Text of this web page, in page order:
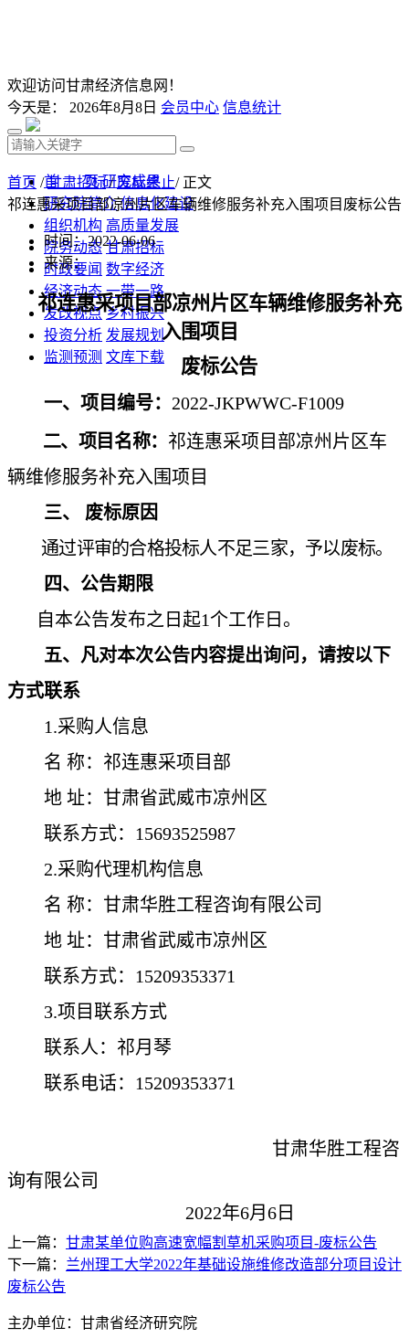
欢迎访问甘肃经济信息网！
今天是： 2026年8月8日 会员中心 信息统计
首 页 研究成果
研究院简介 信息化建设
组织机构 高质量发展
院务动态 甘肃招标
时政要闻 数字经济
经济动态 一带一路
发改视点 乡村振兴
投资分析 发展规划
监测预测 文库下载
首页 /甘肃招标/废标终止/ 正文
祁连惠采项目部凉州片区车辆维修服务补充入围项目废标公告
时间：2022-06-06
来源：
祁连惠采项目部凉州片区车辆维修服务补充
入围项目
废标公告
一、项目编号： 2022-JKPWWC-F1009
二、项目名称： 祁连惠采项目部凉州片区车
辆维修服务补充入围项目
三、
废标原因
通过评审的合格投标人不足三家，予以废标。
四、公告期限
自本公告发布之日起1个工作日。
五、凡对本次公告内容提出询问，请按以下
方式联系
1.采购人信息
名 称：祁连惠采项目部
地 址：甘肃省武威市凉州区
联系方式： 15693525987
2.采购代理机构信息
名 称：甘肃华胜工程咨询有限公司
地 址：甘肃省武威市凉州区
联系方式： 15209353371
3.项目联系方式
联系人：祁月琴
联系电话： 15209353371
甘肃华胜工程咨
询有限公司
2022年6月 6 日
上一篇： 甘肃某单位购高速宽幅割草机采购项目-废标公告
下一篇： 兰州理工大学2022年基础设施维修改造部分项目设计
废标公告
主办单位：甘肃省经济研究院